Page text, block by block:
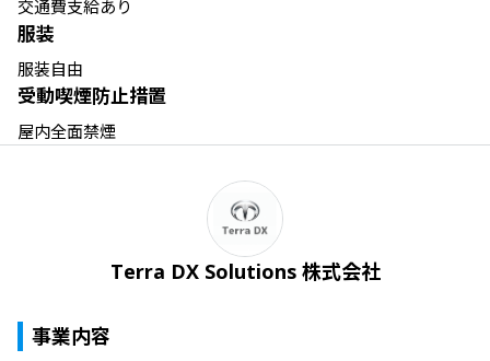
服装
服装自由
受動喫煙防止措置
屋内全面禁煙
Terra DX Solutions 株式会社
事業内容